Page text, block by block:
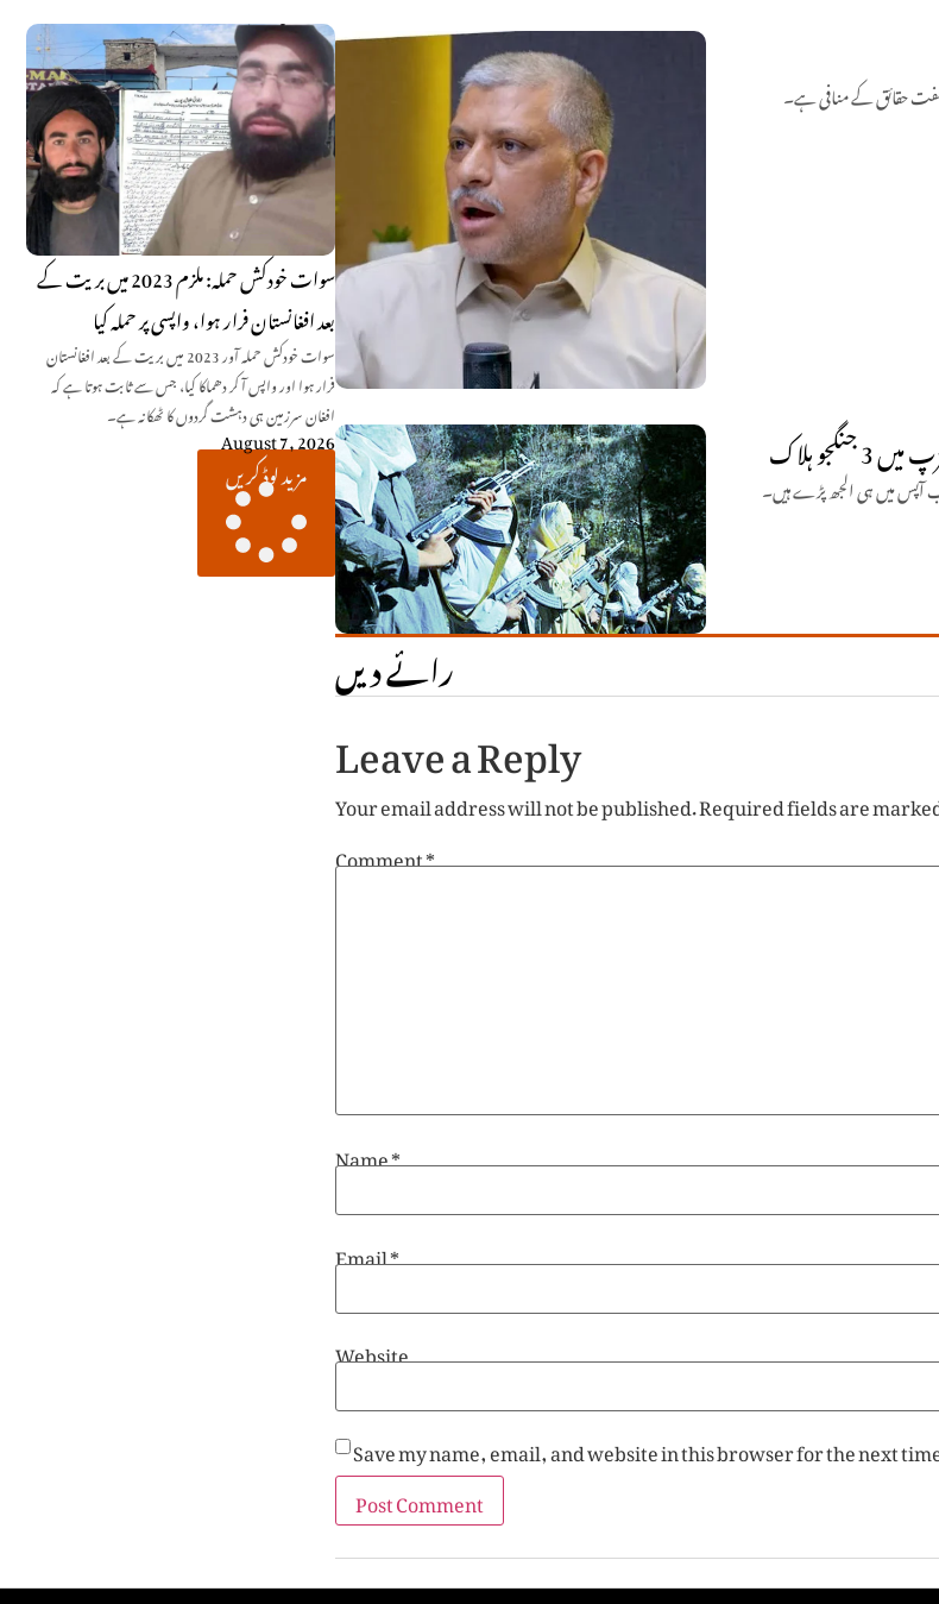
سوات خودکش حملہ: ملزم 2023 میں بریت کے
بعد افغانستان فرار ہوا، واپسی پر حملہ کیا
سوات خودکش حملہ آور 2023 میں بریت کے بعد افغانستان
فرار ہوا اور واپس آ کر دھماکا کیا، جس سے ثابت ہوتا ہے کہ
افغان سرزمین ہی دہشت گردوں کا ٹھکانہ ہے۔
August 7, 2026
مزید لوڈ کریں
حقائق کے منافی ہے۔
ہلاک
اب آپس میں ہی الجھ پڑے ہیں۔
رائے دیں
Leave a Reply
Your email address will not be published.Required fields are
Comment*
Name*
Email*
Website
Save my name, email, and website in this browser for the next